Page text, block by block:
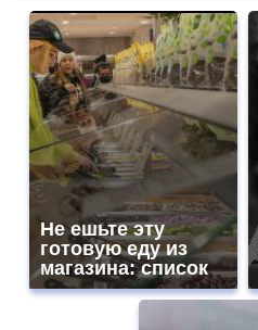
Не ешьте эту
готовую еду из
магазина: список